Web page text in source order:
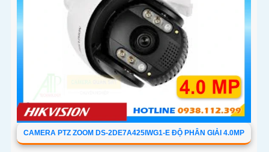
CAMERA PTZ ZOOM DS-2DE7A425IWG1-E ĐỘ PHÂN GIẢI 4.0MP